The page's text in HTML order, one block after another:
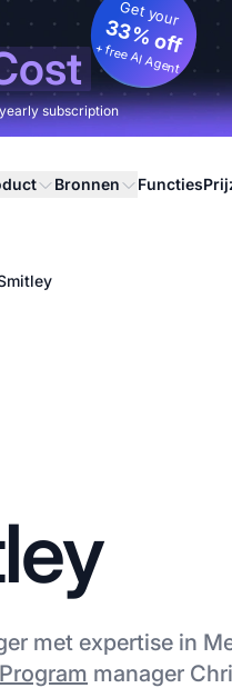
Get your
33% off
+ free AI Agent
subscription
Bronnen Functies
met expertise in
manager